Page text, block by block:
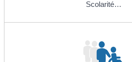
Scolarité…